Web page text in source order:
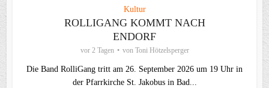
Kultur
ROLLIGANG KOMMT NACH
ENDORF
vor 2 Tagen von Toni Hötzelsperger
Die Band RolliGang tritt am 26. September 2026 um 19 Uhr in
der Pfarrkirche St. Jakobus in Bad...